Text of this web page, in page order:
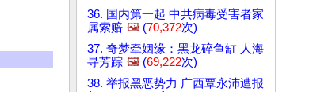
36. 国内第一起 中共病毒受害者家
属索赔 🖼️ (70,372次)
37. 奇梦牵姻缘：黑龙碎鱼缸 人海
寻芳踪 🖼️ (69,222次)
38. 举报黑恶势力 广西覃永沛遭报